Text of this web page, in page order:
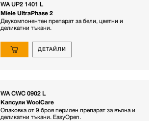
WA UP2 1401 L
Miele UltraPhase 2
Двукомпонентен препарат за бели, цветни и
деликатни тъкани.
ДЕТАЙЛИ
WA CWC 0902 L
Капсули WoolCare
Опаковка от 9 броя перилен препарат за вълна и
деликатни тъкани. EasyOpen.